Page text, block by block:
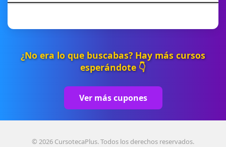
¿No era lo que buscabas? Hay más cursos
esperándote 👇
Ver más cupones
© 2026 CursotecaPlus. Todos los derechos reservados.